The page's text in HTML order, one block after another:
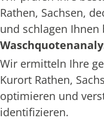
Rathen, Sachsen,
und schlagen Ihnen
Wir ermitteln Ihre
Kurort Rathen,
optimieren und
identifizieren.